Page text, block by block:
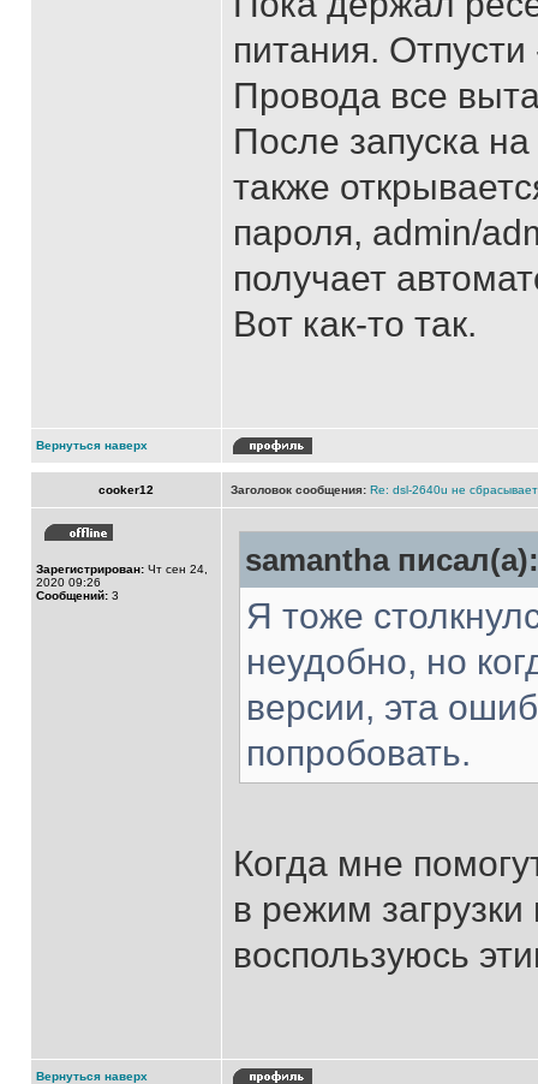
питания.
Провода все
После запуска
также
пароля, admin/
получает
Вот как-то так.
Вернуться наверх
cooker12 Заголовок сообщения: Re: dsl-2640u не
Зарегистрирован: Чт сен 24,
2020 09:26
Сообщений: 3
samantha писал(а):
Я тоже
неудобно, но
версии, эта
попробовать.
Когда мне
в режим
воспользуюсь
Вернуться наверх